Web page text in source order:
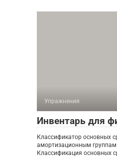
Упражнения
Инвентарь для
Классификатор основных
амортизационным
Классификация основных